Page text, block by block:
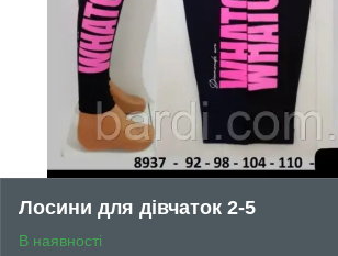
Лосини для дівчаток 2-5
В наявності